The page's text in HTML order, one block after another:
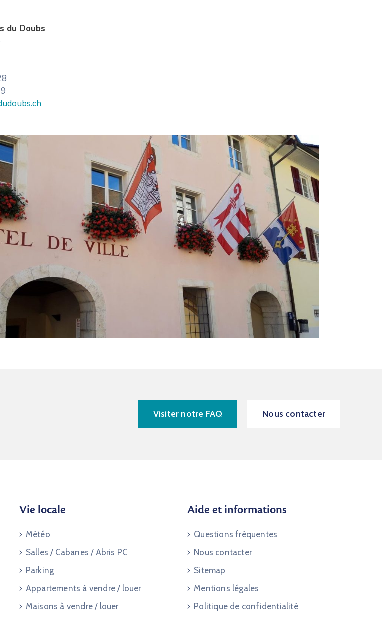
du Doubs
Visiter notre FAQ Nous contacter
Vie locale
Météo
Salles / Cabanes / Abris PC
Parking
Appartements à vendre / louer
Maisons à vendre / louer
Aide et informations
Questions fréquentes
Nous contacter
Sitemap
Mentions légales
Politique de confidentialité